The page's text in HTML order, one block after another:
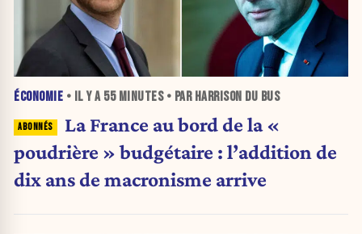
ÉCONOMIE • IL Y A 55 MINUTES• PAR HARRISON DU BUS
La France au bord de la «
poudrière » budgétaire : l’addition de
dix ans de macronisme arrive